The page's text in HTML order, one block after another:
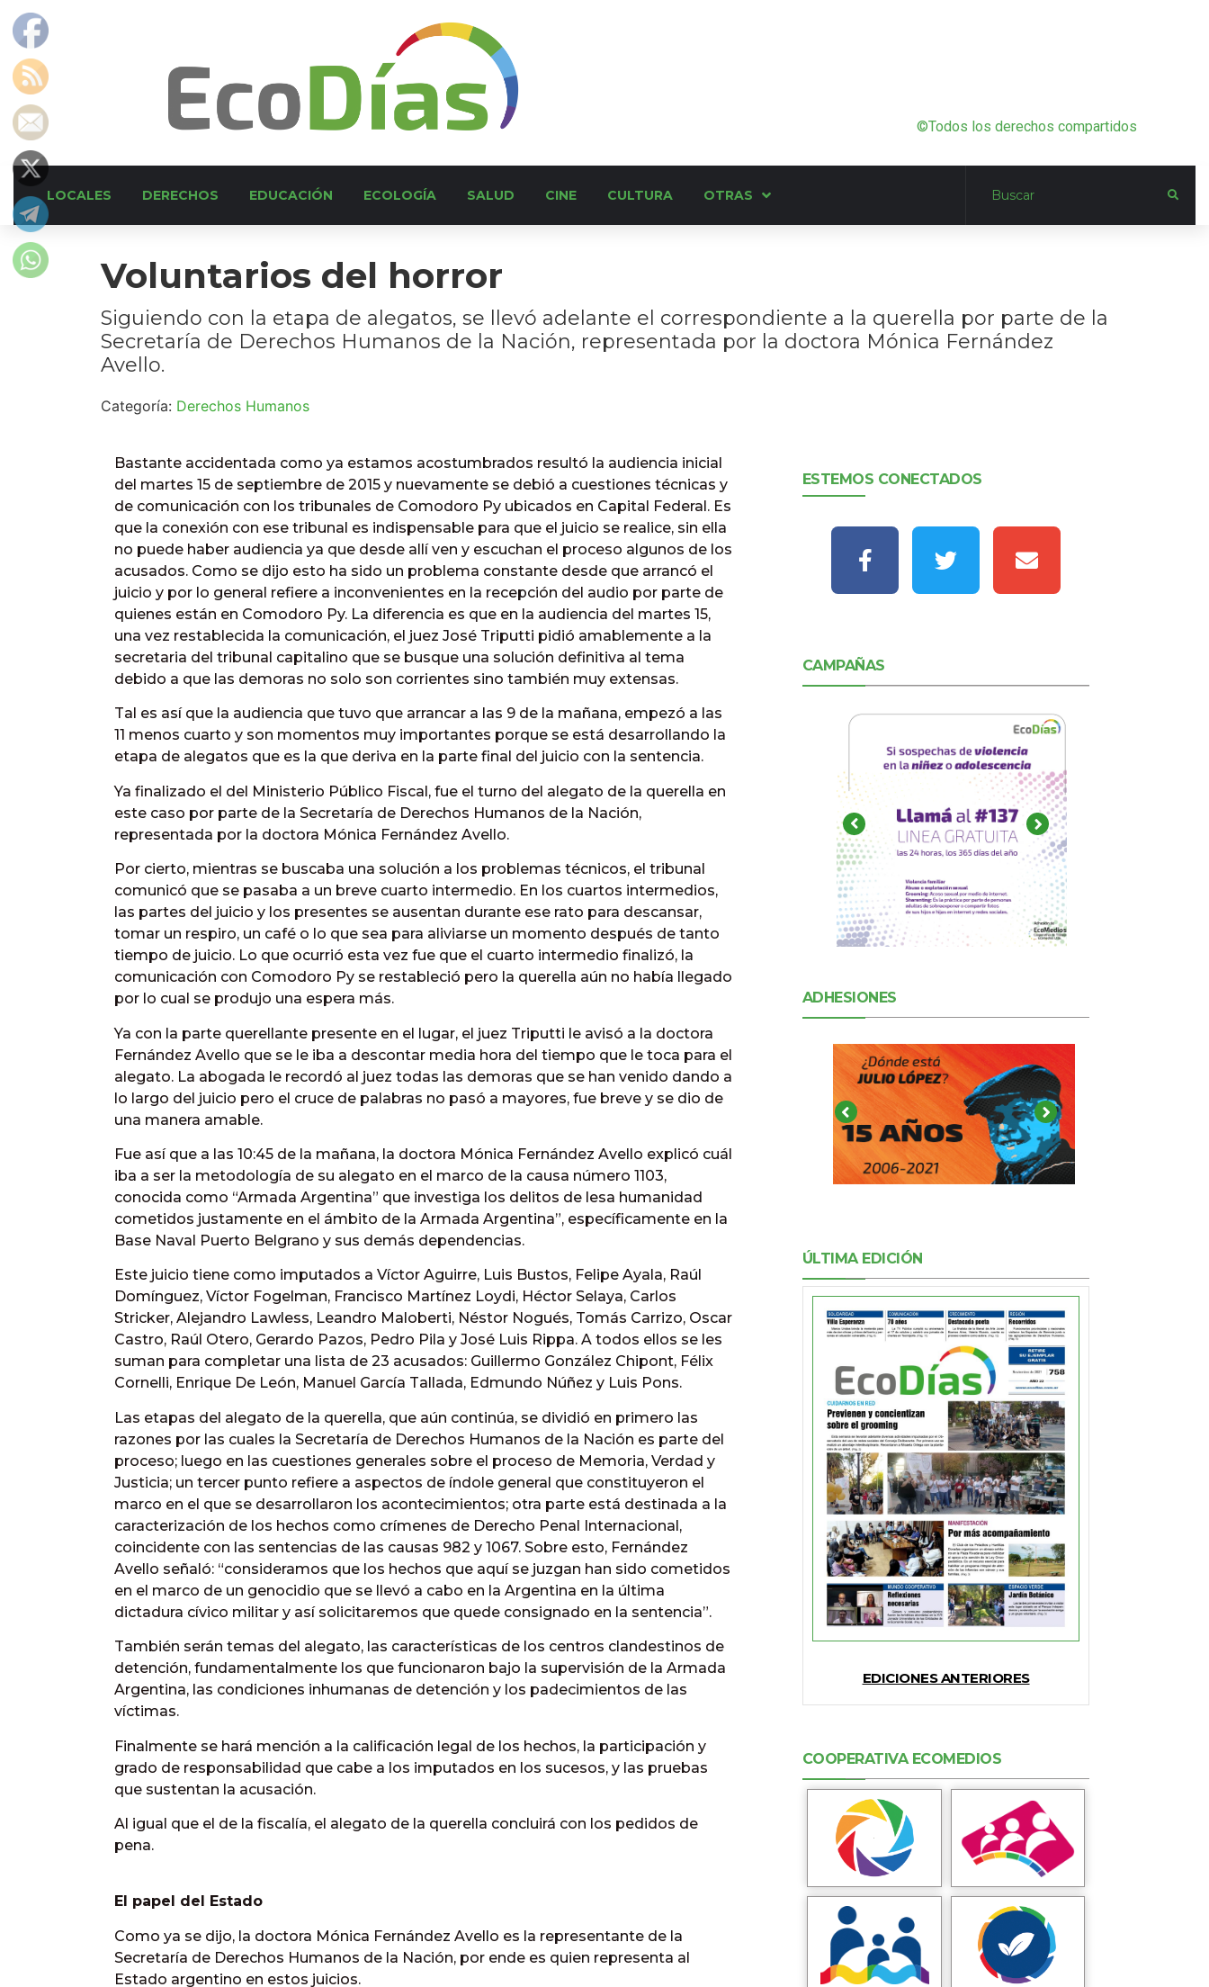
©Todos los derechos compartidos
LOCALES DERECHOS EDUCACIÓN ECOLOGÍA SALUD CINE CULTURA OTRAS
Voluntarios del horror
Siguiendo con la etapa de alegatos, se llevó adelante el correspondiente a la querella por parte de la
Secretaría de Derechos Humanos de la Nación, representada por la doctora Mónica Fernández
Avello.
Categoría: Derechos Humanos
Bastante accidentada como ya estamos acostumbrados resultó la audiencia inicial
del martes 15 de septiembre de 2015 y nuevamente se debió a cuestiones técnicas y
de comunicación con los tribunales de Comodoro Py ubicados en Capital Federal. Es
que la conexión con ese tribunal es indispensable para que el juicio se realice, sin ella
no puede haber audiencia ya que desde allí ven y escuchan el proceso algunos de los
acusados. Como se dijo esto ha sido un problema constante desde que arrancó el
juicio y por lo general refiere a inconvenientes en la recepción del audio por parte de
quienes están en Comodoro Py. La diferencia es que en la audiencia del martes 15,
una vez restablecida la comunicación, el juez José Triputti pidió amablemente a la
secretaria del tribunal capitalino que se busque una solución definitiva al tema
debido a que las demoras no solo son corrientes sino también muy extensas.
Tal es así que la audiencia que tuvo que arrancar a las 9 de la mañana, empezó a las
11 menos cuarto y son momentos muy importantes porque se está desarrollando la
etapa de alegatos que es la que deriva en la parte final del juicio con la sentencia.
Ya finalizado el del Ministerio Público Fiscal, fue el turno del alegato de la querella en
este caso por parte de la Secretaría de Derechos Humanos de la Nación,
representada por la doctora Mónica Fernández Avello.
Por cierto, mientras se buscaba una solución a los problemas técnicos, el tribunal
comunicó que se pasaba a un breve cuarto intermedio. En los cuartos intermedios,
las partes del juicio y los presentes se ausentan durante ese rato para descansar,
tomar un respiro, un café o lo que sea para aliviarse un momento después de tanto
tiempo de juicio. Lo que ocurrió esta vez fue que el cuarto intermedio finalizó, la
comunicación con Comodoro Py se restableció pero la querella aún no había llegado
por lo cual se produjo una espera más.
Ya con la parte querellante presente en el lugar, el juez Triputti le avisó a la doctora
Fernández Avello que se le iba a descontar media hora del tiempo que le toca para el
alegato. La abogada le recordó al juez todas las demoras que se han venido dando a
lo largo del juicio pero el cruce de palabras no pasó a mayores, fue breve y se dio de
una manera amable.
Fue así que a las 10:45 de la mañana, la doctora Mónica Fernández Avello explicó cuál
iba a ser la metodología de su alegato en el marco de la causa número 1103,
conocida como “Armada Argentina” que investiga los delitos de lesa humanidad
cometidos justamente en el ámbito de la Armada Argentina”, específicamente en la
Base Naval Puerto Belgrano y sus demás dependencias.
Este juicio tiene como imputados a Víctor Aguirre, Luis Bustos, Felipe Ayala, Raúl
Domínguez, Víctor Fogelman, Francisco Martínez Loydi, Héctor Selaya, Carlos
Stricker, Alejandro Lawless, Leandro Maloberti, Néstor Nogués, Tomás Carrizo, Oscar
Castro, Raúl Otero, Gerardo Pazos, Pedro Pila y José Luis Rippa. A todos ellos se les
suman para completar una lista de 23 acusados: Guillermo González Chipont, Félix
Cornelli, Enrique De León, Manuel García Tallada, Edmundo Núñez y Luis Pons.
Las etapas del alegato de la querella, que aún continúa, se dividió en primero las
razones por las cuales la Secretaría de Derechos Humanos de la Nación es parte del
proceso; luego en las cuestiones generales sobre el proceso de Memoria, Verdad y
Justicia; un tercer punto refiere a aspectos de índole general que constituyeron el
marco en el que se desarrollaron los acontecimientos; otra parte está destinada a la
caracterización de los hechos como crímenes de Derecho Penal Internacional,
coincidente con las sentencias de las causas 982 y 1067. Sobre esto, Fernández
Avello señaló: “consideramos que los hechos que aquí se juzgan han sido cometidos
en el marco de un genocidio que se llevó a cabo en la Argentina en la última
dictadura cívico militar y así solicitaremos que quede consignado en la sentencia”.
También serán temas del alegato, las características de los centros clandestinos de
detención, fundamentalmente los que funcionaron bajo la supervisión de la Armada
Argentina, las condiciones inhumanas de detención y los padecimientos de las
víctimas.
Finalmente se hará mención a la calificación legal de los hechos, la participación y
grado de responsabilidad que cabe a los imputados en los sucesos, y las pruebas
que sustentan la acusación.
Al igual que el de la fiscalía, el alegato de la querella concluirá con los pedidos de
pena.
El papel del Estado
Como ya se dijo, la doctora Mónica Fernández Avello es la representante de la
Secretaría de Derechos Humanos de la Nación, por ende es quien representa al
Estado argentino en estos juicios.
ESTEMOS CONECTADOS
CAMPAÑAS
ADHESIONES
ÚLTIMA EDICIÓN
EDICIONES ANTERIORES
COOPERATIVA ECOMEDIOS